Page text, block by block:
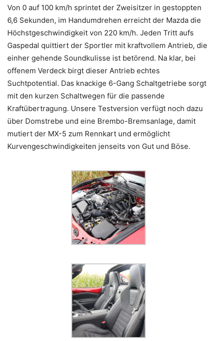
Von 0 auf 100 km/h sprintet der Zweisitzer in gestoppten
6,6 Sekunden, im Handumdrehen erreicht der Mazda die
Höchstgeschwindigkeit von 220 km/h. Jeden Tritt aufs
Gaspedal quittiert der Sportler mit kraftvollem Antrieb, die
einher gehende Soundkulisse ist betörend. Na klar, bei
offenem Verdeck birgt dieser Antrieb echtes
Suchtpotential. Das knackige 6-Gang Schaltgetriebe sorgt
mit den kurzen Schaltwegen für die passende
Kraftübertragung. Unsere Testversion verfügt noch dazu
über Domstrebe und eine Brembo-Bremsanlage, damit
mutiert der MX-5 zum Rennkart und ermöglicht
Kurvengeschwindigkeiten jenseits von Gut und Böse.